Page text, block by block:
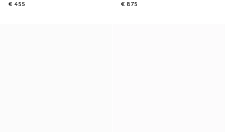
€ 455
€ 875